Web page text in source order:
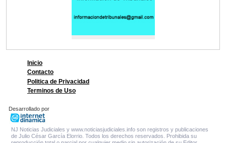
Inicio
Contacto
Politica de Privacidad
Terminos de Uso
Desarrollado por
NJ Noticias Judiciales y www.noticiasjudiciales.info son registros y publicaciones
de Julio César García Elorrio. Todos los derechos reservados. Prohibida su